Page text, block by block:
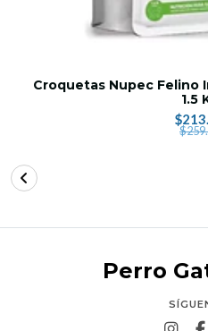
Croquetas Nupec Felino
1.5
Perro